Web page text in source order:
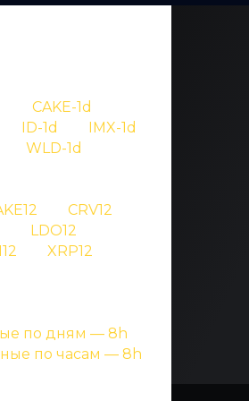
CAKE-1d
ID-1d
IMX-1d
WLD-1d
CRV12
LDO12
XRP12
по дням — 8h
по часам — 8h